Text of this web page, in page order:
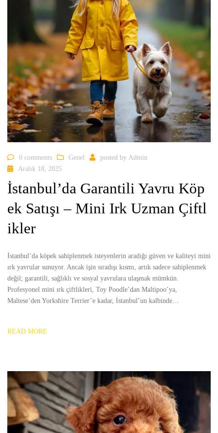
0 comments Genel posted by Admin
Aralık 18, 2025
İstanbul’da Garantili Yavru Köp
ek Satışı – Mini Irk Uzman Çiftl
ikler
İstanbul’da köpek sahiplenmek isteyenlerin aradığı güven ve kaliteyi mini
ırk yavrular sunuyor. Ancak işin sıradışı kısmı, artık sadece sahiplenmek
değil; garantili, sağlıklı ve sosyal yavrulara ulaşmak mümkün.
Profesyonel mini ırk çiftlikleri, Toy Poodle’dan Maltipoo’ya,
Maltese’den Yorkshire Terrier’e kadar, İstanbul’un kalbinde…
READ MORE